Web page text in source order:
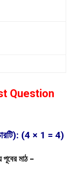
Question
(4 × 1 = 4)
পূবের মাঠ –